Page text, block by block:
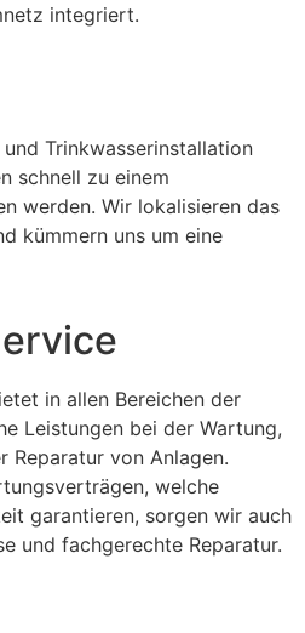
integriert.
Trinkwasserinstallation
schnell zu einem
werden. Wir lokalisieren das
kümmern uns um eine
in allen Bereichen der
Leistungen bei der Wartung,
Reparatur von Anlagen.
welche
garantieren, sorgen wir auch
und fachgerechte Reparatur.